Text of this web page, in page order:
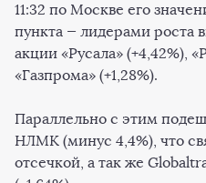
11:32 по Москве его
пункта — лидерами роста
акции «Русала» (+4,42%),
«Газпрома» (+1,28%).
Параллельно с этим
НЛМК (минус 4,4%), что
отсечкой, а так же